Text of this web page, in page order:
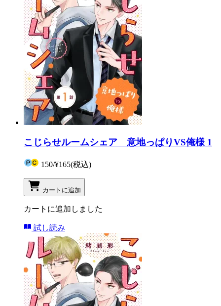
こじらせルームシェア 意地っぱりVS俺様 1
150/¥165(税込)
カートに追加
カートに追加しました
試し読み